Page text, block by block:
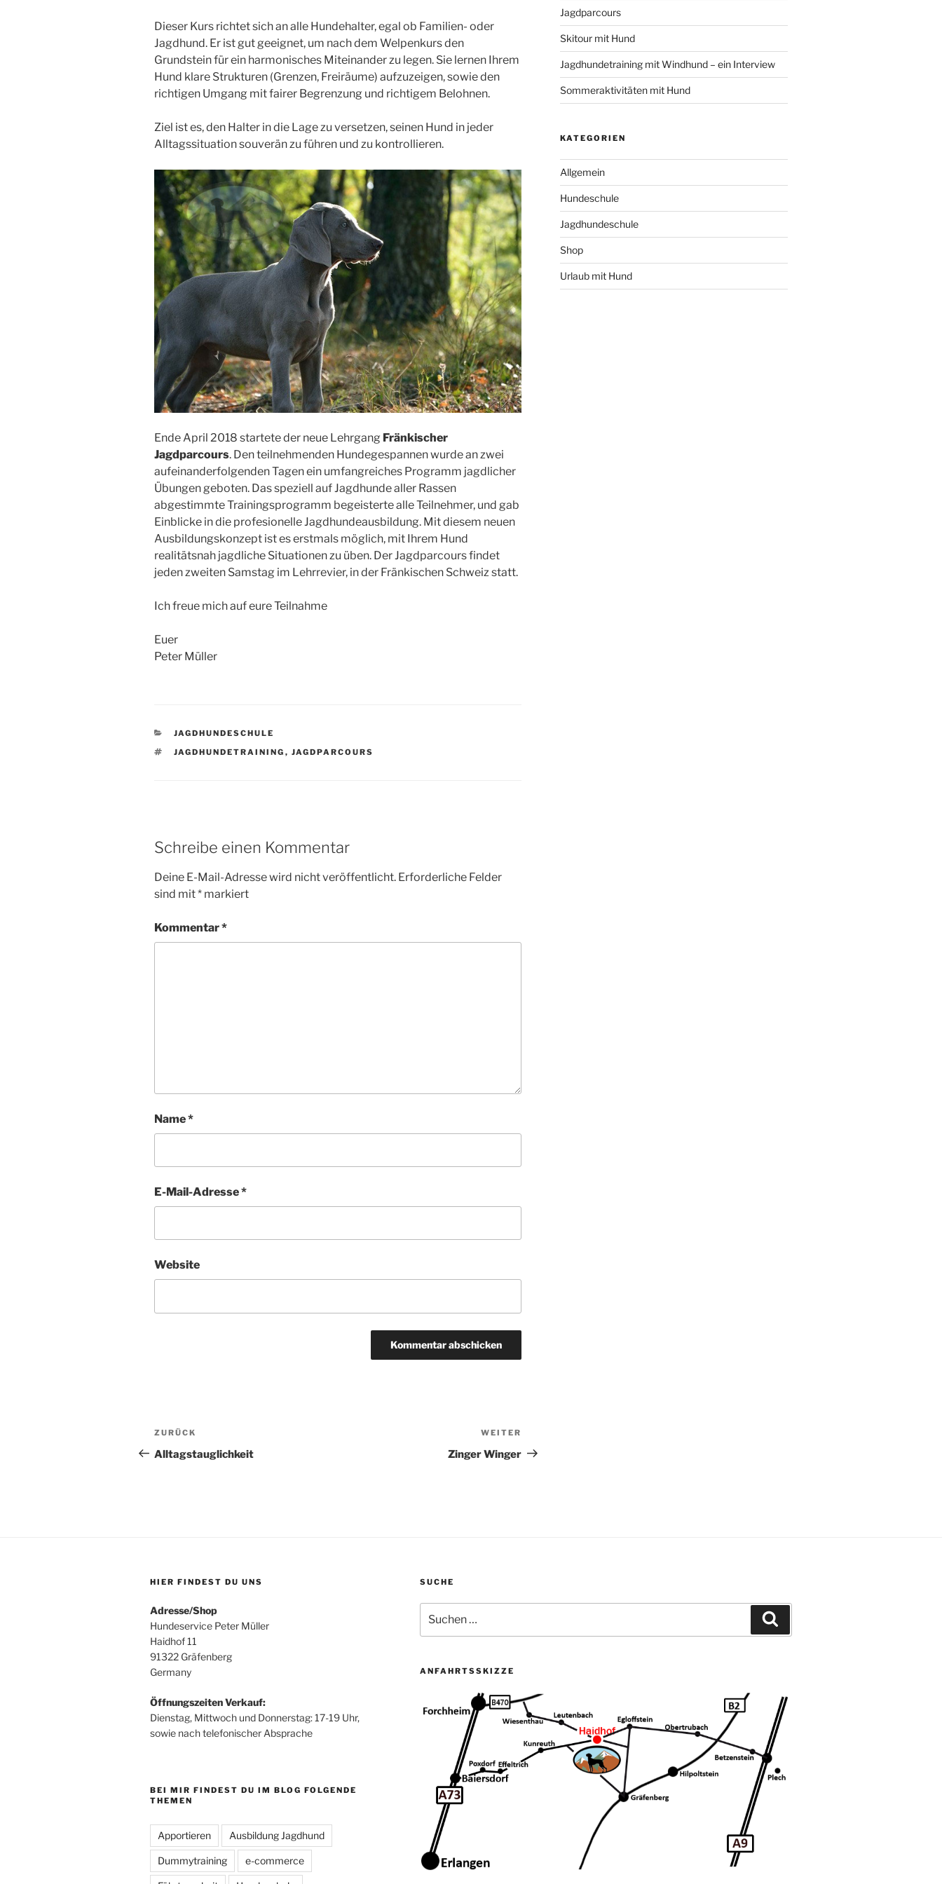
Dieser Kurs richtet sich an alle Hundehalter, egal ob Familien- oder
Jagdhund. Er ist gut geeignet, um nach dem Welpenkurs den
Grundstein für ein harmonisches Miteinander zu legen. Sie lernen Ihrem
Hund klare Strukturen (Grenzen, Freiräume) aufzuzeigen, sowie den
richtigen Umgang mit fairer Begrenzung und richtigem Belohnen.
Ziel ist es, den Halter in die Lage zu versetzen, seinen Hund in jeder
Alltagssituation souverän zu führen und zu kontrollieren.
Ende April 2018 startete der neue Lehrgang Fränkischer
Jagdparcours. Den teilnehmenden Hundegespannen wurde an zwei
aufeinanderfolgenden Tagen ein umfangreiches Programm jagdlicher
Übungen geboten. Das speziell auf Jagdhunde aller Rassen
abgestimmte Trainingsprogramm begeisterte alle Teilnehmer, und gab
Einblicke in die profesionelle Jagdhundeausbildung. Mit diesem neuen
Ausbildungskonzept ist es erstmals möglich, mit Ihrem Hund
realitätsnah jagdliche Situationen zu üben. Der Jagdparcours findet
jeden zweiten Samstag im Lehrrevier, in der Fränkischen Schweiz statt.
Ich freue mich auf eure Teilnahme
Euer
Peter Müller
KATEGORIEN
JAGDHUNDESCHULE
SCHLAGWÖRTER
JAGDHUNDETRAINING , JAGDPARCOURS
Schreibe einen Kommentar
Deine E-Mail-Adresse wird nicht veröffentlicht. Erforderliche Felder
sind mit* markiert
Kommentar*
Name*
E-Mail-Adresse*
Website
Beitragsnavigation
Vorheriger
Beitrag
ZURÜCK
Alltagstauglichkeit
Beitrag
WEITER
Zinger Winger
Jagdparcours
Skitour mit Hund
Jagdhundetraining mit Windhund – ein Interview
Sommeraktivitäten mit Hund
KATEGORIEN
Allgemein
Hundeschule
Jagdhundeschule
Shop
Urlaub mit Hund
HIER FINDEST DU UNS
Adresse/Shop
Hundeservice Peter Müller
Haidhof 11
91322 Gräfenberg
Germany
Öffnungszeiten Verkauf:
Dienstag, Mittwoch und Donnerstag: 17-19 Uhr,
sowie nach telefonischer Absprache
BEI MIR FINDEST DU IM BLOG FOLGENDE
THEMEN
Apportieren Ausbildung Jagdhund
Dummytraining e-commerce
SUCHE
nach:
ANFAHRTSSKIZZE